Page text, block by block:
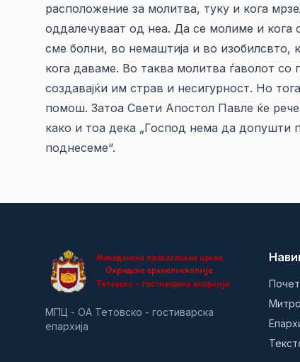
расположение за молитва, туку и кога
оддалечуваат од неа. Да се молиме и кога
сме болни, во немаштија и во изобилсвто,
кога даваме. Во таква молитва ѓаволот со
создавајќи им страв и несигурност. Но
помош. Затоа Свети Апостол Павле ќе
како и тоа дека „Господ нема да
поднесеме“.
МПЦ - ОА Тетовско - гостиварска
епархија